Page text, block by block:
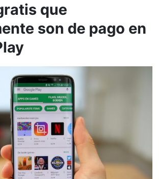
que
son de pago en